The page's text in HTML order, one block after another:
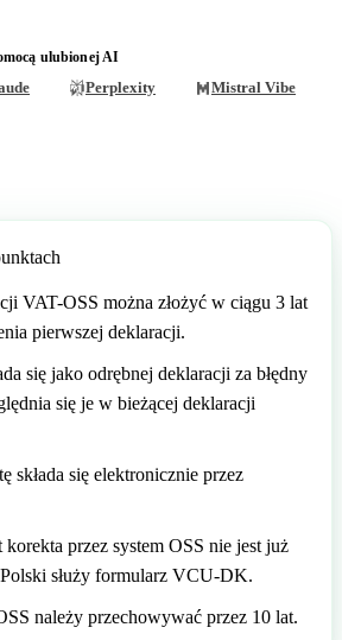
ulubionej AI
Perplexity Mistral Vibe
VAT-OSS można złożyć w ciągu 3 lat
pierwszej deklaracji.
się jako odrębnej deklaracji za błędny
się je w bieżącej deklaracji
składa się elektronicznie przez
korekta przez system OSS nie jest już
służy formularz VCU-DK.
należy przechowywać przez 10 lat.